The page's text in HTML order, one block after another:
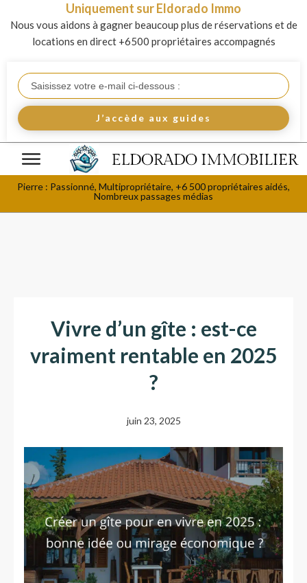
Uniquement sur Eldorado Immo
Nous vous aidons à gagner beaucoup plus de réservations et de
locations en direct +6500 propriétaires accompagnés
J’accède aux guides
Pierre : Passionné, Multipropriétaire, +6 500 propriétaires aidés,
Nombreux passages médias
Vivre d’un gîte : est-ce
vraiment rentable en 2025
?
juin 23, 2025